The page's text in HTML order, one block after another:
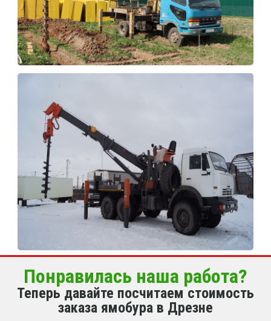
Понравилась наша работа?
Теперь давайте посчитаем стоимость
заказа ямобура в Дрезне